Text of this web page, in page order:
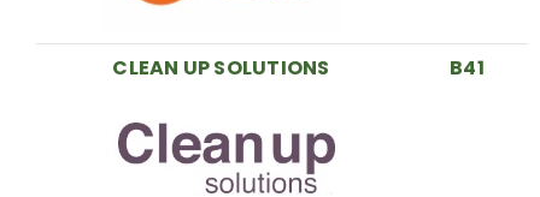
CLEAN UP SOLUTIONS B41